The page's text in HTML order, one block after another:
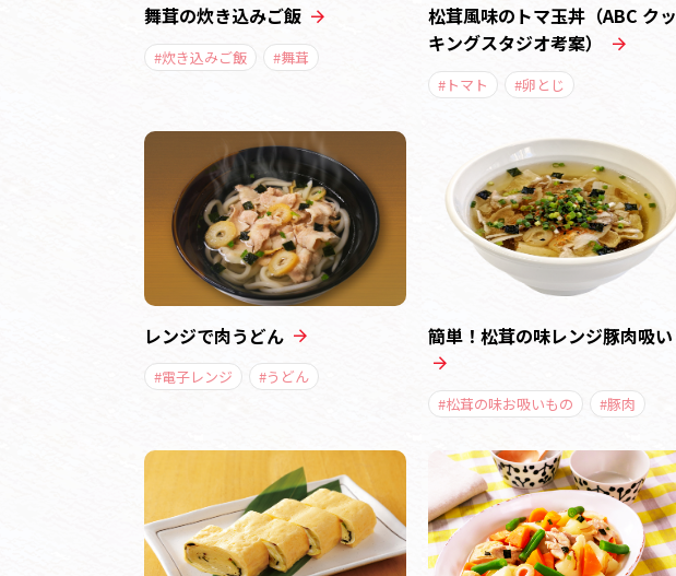
舞茸の炊き込みご飯
#炊き込みご飯 #舞茸
松茸風味のトマ玉丼（ABC クッ
キングスタジオ考案）
#トマト #卵とじ
レンジで肉うどん
#電子レンジ #うどん
簡単！松茸の味レンジ豚肉吸い
#松茸の味お吸いもの #豚肉